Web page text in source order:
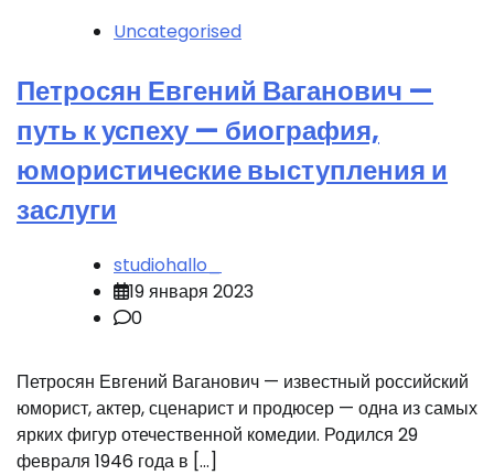
Uncategorised
Петросян Евгений Ваганович —
путь к успеху — биография,
юмористические выступления и
заслуги
studiohallo_
19 января 2023
0
Петросян Евгений Ваганович — известный российский
юморист, актер, сценарист и продюсер — одна из самых
ярких фигур отечественной комедии. Родился 29
февраля 1946 года в […]